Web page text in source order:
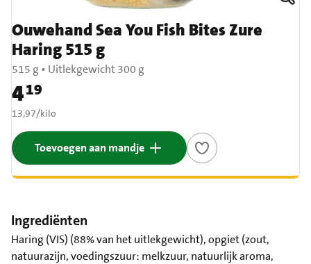
Ouwehand Sea You Fish Bites Zure
Haring 515 g
515 g • Uitlekgewicht 300 g
Prijs: € 4,19
419
€ 13,97 per kilo
13,97/kilo
Toevoegen aan mandje
Ingrediënten
Haring (VIS) (88% van het uitlekgewicht), opgiet (zout,
natuurazijn, voedingszuur: melkzuur, natuurlijk aroma,